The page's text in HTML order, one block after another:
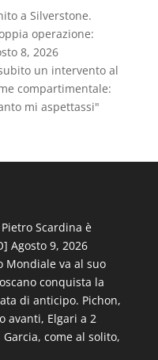
a Silverstone.
operazione:
8, 2026
un intervento al
compartimentale:
mi aspettassi"
Scardina è
Agosto 9, 2026
Mondiale va al suo
conquista la
di anticipo. Pichon,
avanti, Elgari a 2
come al solito,